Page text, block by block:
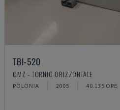
TBI-520
CMZ - TORNIO ORIZZONTALE
POLONIA 2005 40.135 ORE